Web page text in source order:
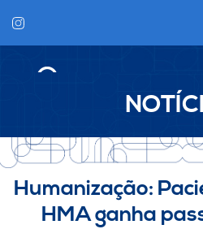
Humanização:
HMA ganha